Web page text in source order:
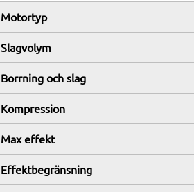
Motortyp
Slagvolym
Borrning och slag
Kompression
Max effekt
Effektbegränsning